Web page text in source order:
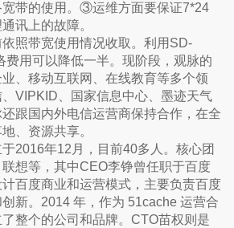
宽带的使用。③运维方面要保证7*24
讯上的故障。
照带宽使用情况收取。利用SD-
费用可以降低一半。现阶段，观脉的
、移动互联网、在线教育等多个领
VIPKID、国家信息中心、墨迹天气
跟国内外电信运营商保持合作，在全
、资源共享。
2016年12月，目前40多人。核心团
想等，其中CEO李铮曾任职于百度
百度商业和运营模式，主要负责百度
新。2014 年，作为 51cache 运营合
整个的公司和品牌。CTO苗权则是